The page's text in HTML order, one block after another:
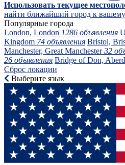
Использовать текущее
найти ближайший город к
Популярные города
London, London 1286 объявления
Kingdom 74 объявления Bristol,
Manchester, Great Manchester32
26 объявления Bridge of Don,
Сброс локации
Выберите язык